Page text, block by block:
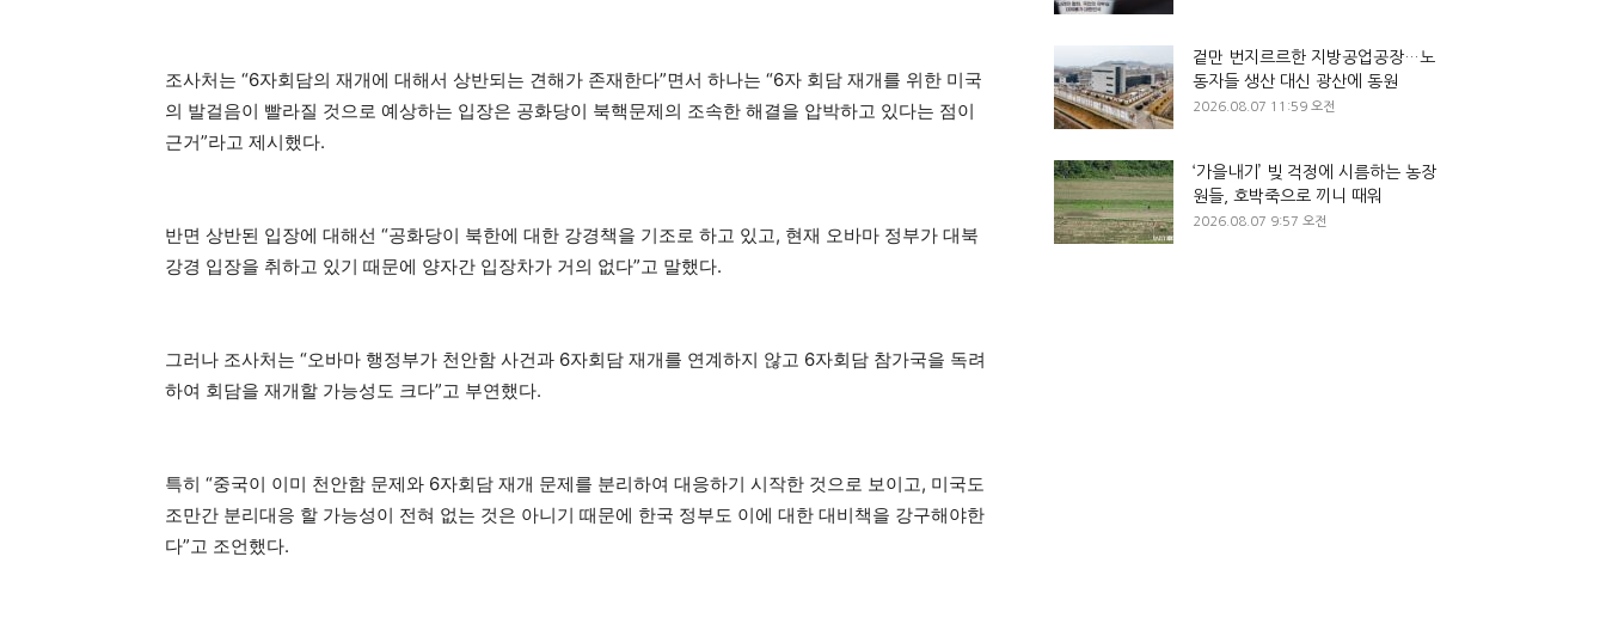
조사처는 “6자회담의 재개에 대해서 상반되는 견해가 존재한다”면서 하나는 “6자 회담 재개를 위한 미국
의 발걸음이 빨라질 것으로 예상하는 입장은 공화당이 북핵문제의 조속한 해결을 압박하고 있다는 점이
근거”라고 제시했다.
반면 상반된 입장에 대해선 “공화당이 북한에 대한 강경책을 기조로 하고 있고, 현재 오바마 정부가 대북
강경 입장을 취하고 있기 때문에 양자간 입장차가 거의 없다”고 말했다.
그러나 조사처는 “오바마 행정부가 천안함 사건과 6자회담 재개를 연계하지 않고 6자회담 참가국을 독려
하여 회담을 재개할 가능성도 크다”고 부연했다.
특히 “중국이 이미 천안함 문제와 6자회담 재개 문제를 분리하여 대응하기 시작한 것으로 보이고, 미국도
조만간 분리대응 할 가능성이 전혀 없는 것은 아니기 때문에 한국 정부도 이에 대한 대비책을 강구해야한
다”고 조언했다.
겉만 번지르르한 지방공업공장…노
동자들 생산 대신 광산에 동원
2026.08.07 11:59 오전
‘가을내기’ 빚 걱정에 시름하는 농장
원들, 호박죽으로 끼니 때워
2026.08.07 9:57 오전